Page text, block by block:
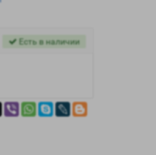
Есть в наличии